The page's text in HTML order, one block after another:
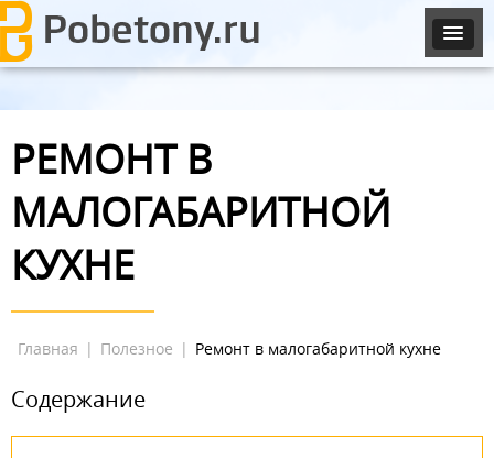
РЕМОНТ В
МАЛОГАБАРИТНОЙ
КУХНЕ
Главная | Полезное | Ремонт в малогабаритной кухне
Содержание